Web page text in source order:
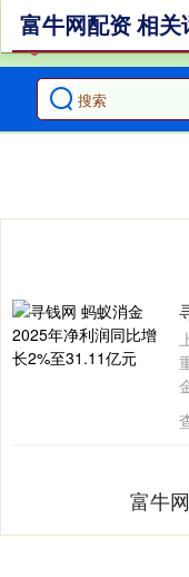
富牛网配资 相关
富牛